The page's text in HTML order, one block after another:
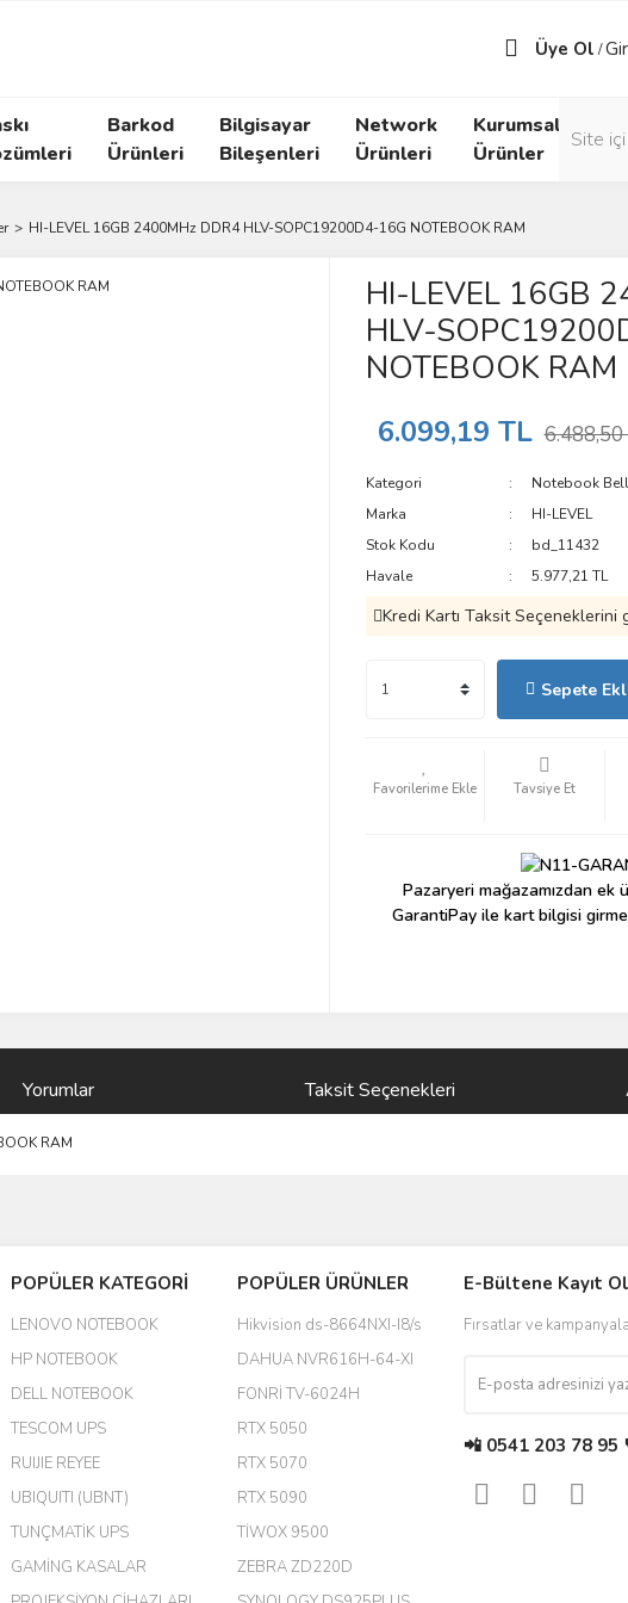
Üye Ol /
Barkod
Ürünleri
Bilgisayar
Bileşenleri
Network
Ürünleri
Kurumsal
Ürünler
HI-LEVEL 16GB 2400MHz DDR4 HLV-SOPC19200D4-16G NOTEBOOK RAM
HI-LEVEL 16GB
HLV-
NOTEBOOK RAM
6.099,19 TL 6.488,50
Kategori
Notebook
Marka
HI-LEVEL
Stok Kodu
bd_11432
Havale
5.977,21 TL
Kredi Kartı Taksit Seçeneklerini
Sepete
Tavsiye Et
Pazaryeri mağazamızdan ek
GarantiPay ile kart bilgisi
Yorumlar Taksit Seçenekleri
RAM
olurdu
POPÜLER KATEGORİ
LENOVO NOTEBOOK
HP NOTEBOOK
DELL NOTEBOOK
TESCOM UPS
RUIJIE REYEE
UBIQUITI (UBNT)
TUNÇMATİK UPS
GAMİNG KASALAR
POPÜLER ÜRÜNLER
Hikvision ds-8664NXI-I8/s
DAHUA NVR616H-64-XI
FONRİ TV-6024H
RTX 5050
RTX 5070
RTX 5090
TİWOX 9500
ZEBRA ZD220D
E-Bültene Kayıt
Fırsatlar ve
📲 0541 203 78 95